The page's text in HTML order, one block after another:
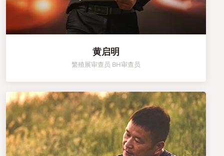
黄启明
繁殖展审查员 BH审查员